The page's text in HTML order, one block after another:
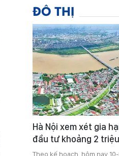
ĐÔ THỊ
Hà Nội xem xét gia
đầu tư khoảng 2
Theo kế hoạch, hôm nay